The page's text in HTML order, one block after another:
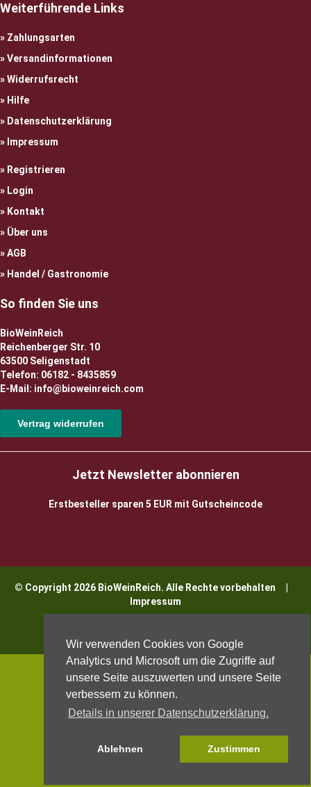
Wir verwenden Cookies von Google
Analytics und Microsoft um die Zugriffe auf
unsere Seite auszuwerten und unsere Seite
verbessern zu können.
Details in unserer Datenschutzerklärung.
Ablehnen Zustimmen
Weiterführende Links
Zahlungsarten
Versandinformationen
Widerrufsrecht
Hilfe
Datenschutzerklärung
Impressum
Registrieren
Login
Kontakt
Über uns
AGB
Handel / Gastronomie
So finden Sie uns
BioWeinReich
Reichenberger Str. 10
63500 Seligenstadt
Telefon: 06182 - 8435859
E-Mail: info@bioweinreich.com
Vertrag widerrufen
Jetzt Newsletter abonnieren
Erstbesteller sparen 5 EUR mit Gutscheincode
© Copyright 2026 BioWeinReich. Alle Rechte vorbehalten |
Impressum